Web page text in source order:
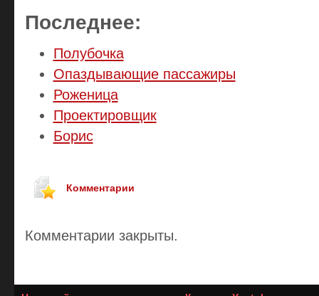
Последнее:
Полубочка
Опаздывающие пассажиры
Роженица
Проектировщик
Борис
Комментарии
Комментарии закрыты.